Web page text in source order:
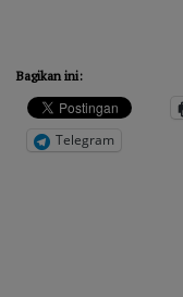
Bagikan ini:
Telegram